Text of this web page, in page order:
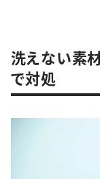
洗えない素
で対処